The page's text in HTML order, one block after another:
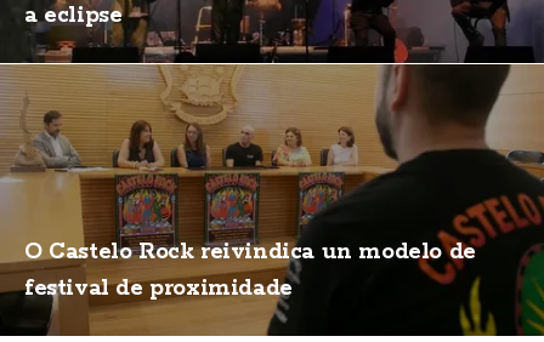
a eclipse
O Castelo Rock reivindica un modelo de
festival de proximidade